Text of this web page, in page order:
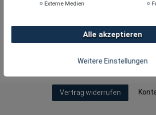
Vertrag widerrufen
Externe Medien
Alle akzeptieren
Weitere Einstellungen